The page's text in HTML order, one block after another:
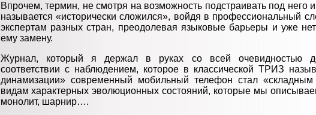
Впрочем, термин, не смотря на возможность подстраивать под него
называется «исторически сложился», войдя в профессиональный
экспертам разных стран, преодолевая языковые барьеры и уже
ему замену.
Журнал, который я держал в руках со всей очевидностью
соответствии с наблюдением, которое в классической ТРИЗ
динамизации» современный мобильный телефон стал
видам характерных эволюционных состояний, которые мы
монолит, шарнир….